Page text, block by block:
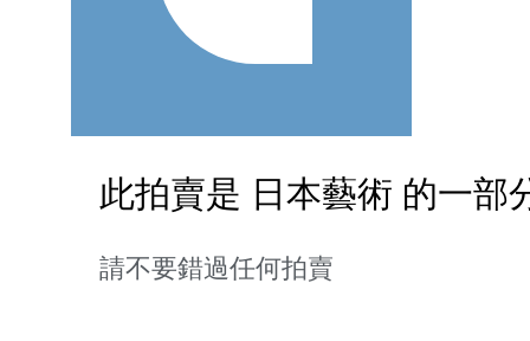
此拍賣是 日本藝術 的一部
請不要錯過任何拍賣